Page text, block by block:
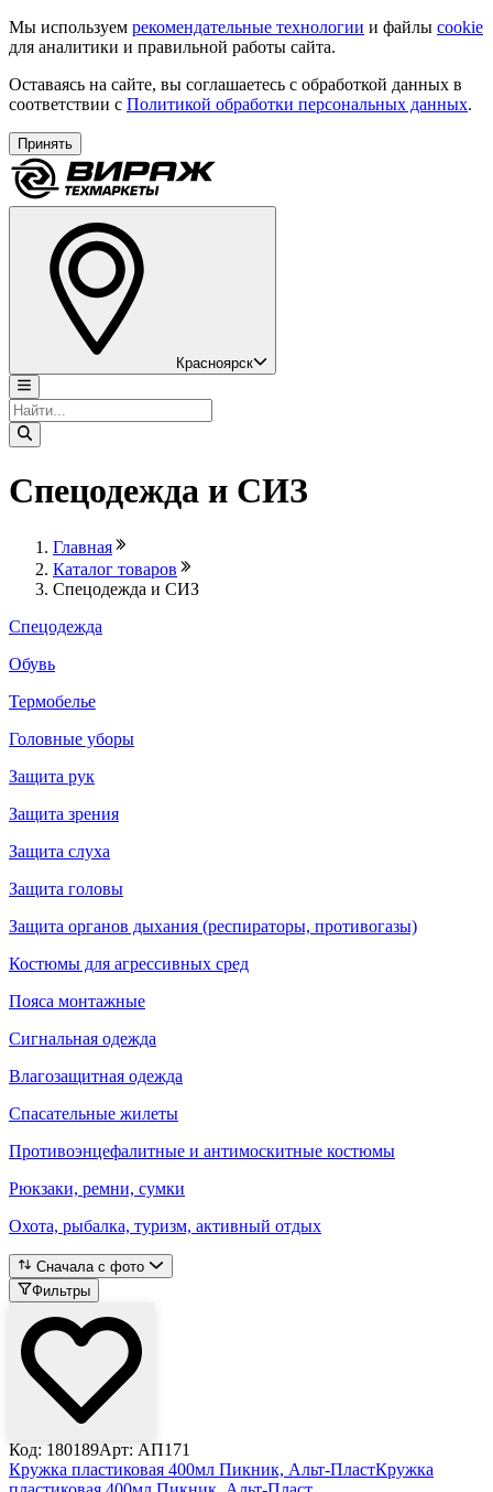
Мы используем рекомендательные технологии и файлы cookie
для аналитики и правильной работы сайта.
Оставаясь на сайте, вы соглашаетесь с обработкой данных в
соответствии с Политикой обработки персональных данных.
Принять
Красноярск
Спецодежда и СИЗ
Главная
Каталог товаров
Спецодежда и СИЗ
Спецодежда
Обувь
Термобелье
Головные уборы
Защита рук
Защита зрения
Защита слуха
Защита головы
Защита органов дыхания (респираторы, противогазы)
Костюмы для агрессивных сред
Пояса монтажные
Сигнальная одежда
Влагозащитная одежда
Спасательные жилеты
Противоэнцефалитные и антимоскитные костюмы
Рюкзаки, ремни, сумки
Охота, рыбалка, туризм, активный отдых
Сначала с фото
Фильтры
Код: 180189Арт: АП171
Кружка пластиковая 400мл Пикник, Альт-ПластКружка